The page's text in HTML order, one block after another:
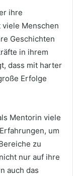
ihre
Menschen
Geschichten
in ihrem
dass mit harter
Erfolge
Mentorin viele
um
zu
nur auf ihre
auch das